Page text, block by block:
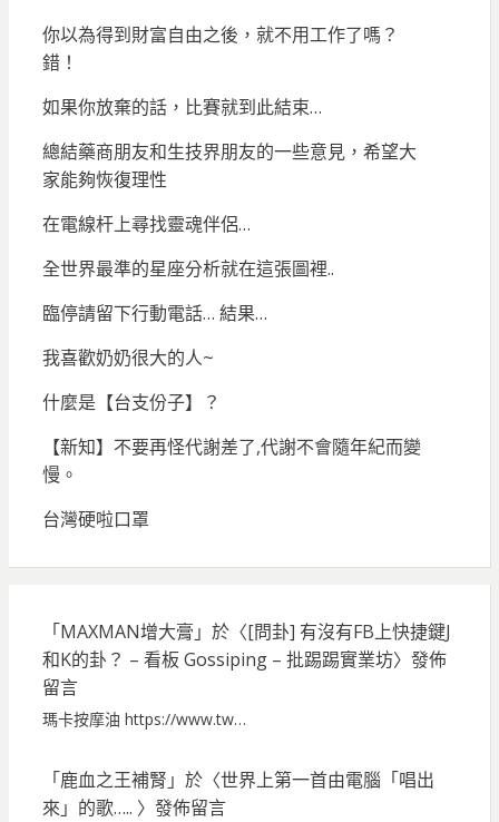
你以為得到財富自由之後，就不用工作了嗎？
錯！
如果你放棄的話，比賽就到此結束…
總結藥商朋友和生技界朋友的一些意見，希望大
家能夠恢復理性
在電線杆上尋找靈魂伴侶…
全世界最準的星座分析就在這張圖裡..
臨停請留下行動電話… 結果…
我喜歡奶奶很大的人~
什麼是【台支份子】？
【新知】不要再怪代謝差了,代謝不會隨年紀而變
慢。
台灣硬啦口罩
「MAXMAN增大膏 」於〈[問卦] 有沒有FB上快捷鍵J
和K的卦？ – 看板 Gossiping – 批踢踢實業坊〉發佈
留言
瑪卡按摩油 https://www.tw…
「鹿血之王補腎 」於〈世界上第一首由電腦「唱出
來」的歌….. 〉發佈留言